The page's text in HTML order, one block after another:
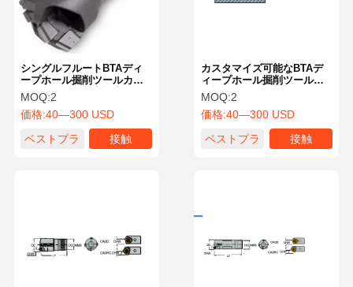
シングルフルートBTAディ
ープホール掘削ツールカス
タマイズされた高効率
MOQ:2
価格:40—300 USD
ベストプラ
接触
カスタマイズ可能なBTAデ
ィープホール掘削ツール高
性能BTAホール掘削ツール
MOQ:2
価格:40—300 USD
ベストプラ
接触